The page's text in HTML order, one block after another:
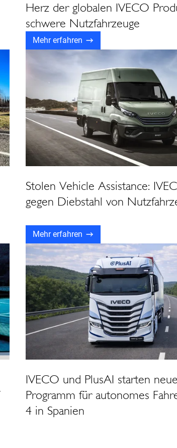
Herz der globalen IVECO
schwere Nutzfahrzeuge
Mehr erfahren
Stolen Vehicle Assistance:
gegen Diebstahl von
Mehr erfahren
IVECO und PlusAI starten
Programm für autonomes
4 in Spanien